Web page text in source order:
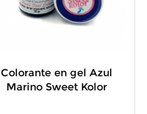
Colorante en gel Azul
Marino Sweet Kolor